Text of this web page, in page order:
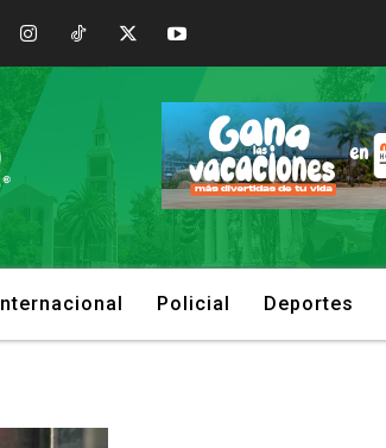
Internacional Policial Deportes